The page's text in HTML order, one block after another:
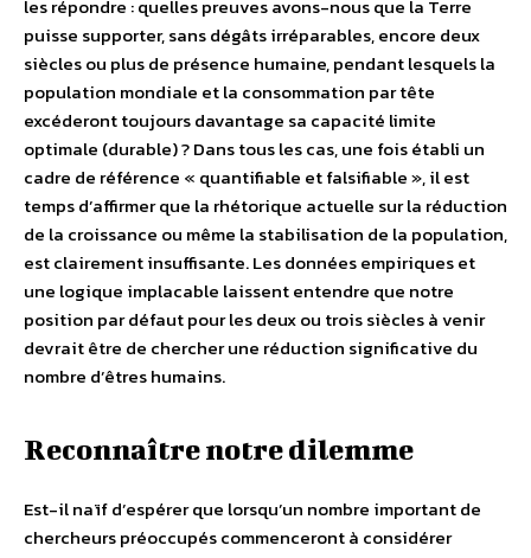
les répondre : quelles preuves avons-nous que la Terre
puisse supporter, sans dégâts irréparables, encore deux
siècles ou plus de présence humaine, pendant lesquels la
population mondiale et la consommation par tête
excéderont toujours davantage sa capacité limite
optimale (durable) ? Dans tous les cas, une fois établi un
cadre de référence « quantifiable et falsifiable », il est
temps d’affirmer que la rhétorique actuelle sur la réduction
de la croissance ou même la stabilisation de la population,
est clairement insuffisante. Les données empiriques et
une logique implacable laissent entendre que notre
position par défaut pour les deux ou trois siècles à venir
devrait être de chercher une réduction significative du
nombre d’êtres humains.
Reconnaître notre dilemme
Est-il naïf d’espérer que lorsqu’un nombre important de
chercheurs préoccupés commenceront à considérer